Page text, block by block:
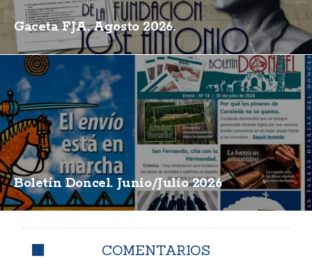
Gaceta FJA. Agosto 2026.
Boletín Doncel. Junio/Julio 2026
COMENTARIOS